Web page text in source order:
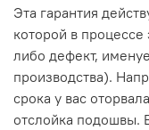
Эта гарантия
которой в
либо дефект,
производства).
срока у вас
отслойка подошвы.